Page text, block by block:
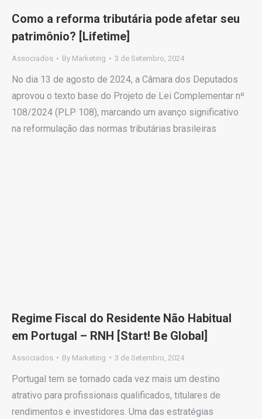
Como a reforma tributária pode afetar seu
patrimônio? [Lifetime]
Associados By Marketing 3 de Setembro, 2024
No dia 13 de agosto de 2024, a Câmara dos Deputados
aprovou o texto base do Projeto de Lei Complementar nº
108/2024 (PLP 108), marcando um avanço significativo
na reformulação das normas tributárias brasileiras
Regime Fiscal do Residente Não Habitual
em Portugal – RNH [Start! Be Global]
Associados By Marketing 3 de Setembro, 2024
Portugal tem se tornado cada vez mais um destino
atrativo para profissionais qualificados, titulares de
rendimentos e investidores. Uma das estratégias